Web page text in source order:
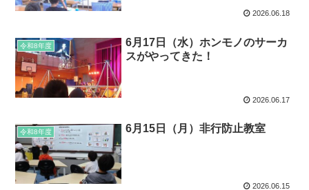
2026.06.18
令和8年度
6月17日（水）ホンモノのサーカ
スがやってきた！
2026.06.17
令和8年度 6月15日（月）非行防止教室
2026.06.15